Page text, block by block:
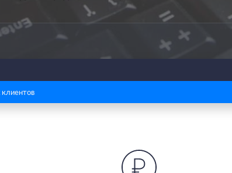
клиентов